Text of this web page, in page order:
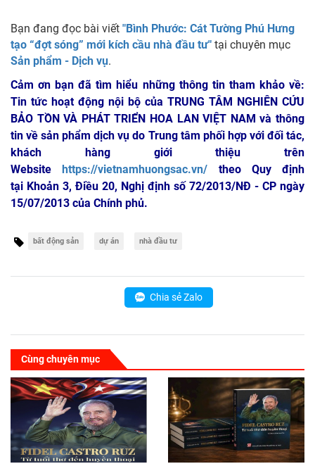
Bạn đang đọc bài viết "Bình Phước: Cát Tường Phú Hưng
tạo “đợt sóng” mới kích cầu nhà đầu tư" tại chuyên mục
Sản phẩm - Dịch vụ.
Cảm ơn bạn đã tìm hiểu những thông tin tham khảo về:
Tin tức hoạt động nội bộ của TRUNG TÂM NGHIÊN CỨU
BẢO TỒN VÀ PHÁT TRIỂN HOA LAN VIỆT NAM và thông
tin về sản phẩm dịch vụ do Trung tâm phối hợp với đối tác,
khách hàng giới thiệu trên
Websitehttps://vietnamhuongsac.vn/ theo Quy định
tại Khoản 3, Điều 20, Nghị định số 72/2013/NĐ - CP ngày
15/07/2013 của Chính phủ.
bất động sản dự án nhà đầu tư
Chia sẻ Zalo
Cùng chuyên mục